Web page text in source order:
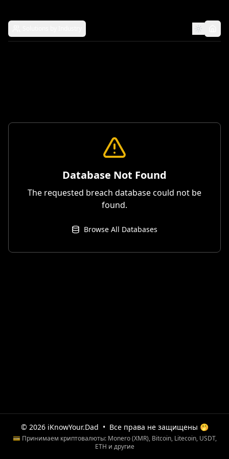
Database Not Found
The requested breach database could not be
found.
Browse All Databases
© 2026 iKnowYour.Dad • Все права не защищены 🤭
💳 Принимаем криптовалюты: Monero (XMR), Bitcoin, Litecoin, USDT,
ETH и другие